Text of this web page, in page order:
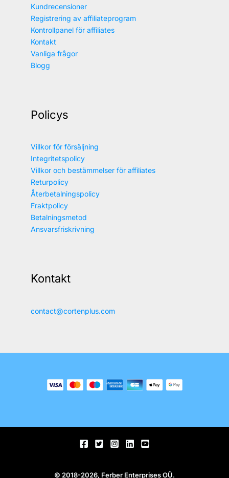
Kundrecensioner
Registrering av affiliateprogram
Kontrollpanel för affiliates
Kontakt
Vanliga frågor
Blogg
Policys
Villkor för försäljning
Integritetspolicy
Villkor och bestämmelser för affiliates
Returpolicy
Återbetalningspolicy
Fraktpolicy
Betalningsmetod
Ansvarsfriskrivning
Kontakt
contact@cortenplus.com
© 2018-2026, Ferber Enterprises OÜ.